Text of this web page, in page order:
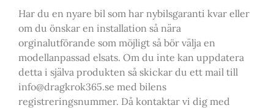
Har du en nyare bil som har nybilsgaranti kvar eller
om du önskar en installation så nära
orginalutförande som möjligt så bör välja en
modellanpassad elsats. Om du inte kan uppdatera
detta i själva produkten så skickar du ett mail till
info@dragkrok365.se med bilens
registreringsnummer. Då kontaktar vi dig med